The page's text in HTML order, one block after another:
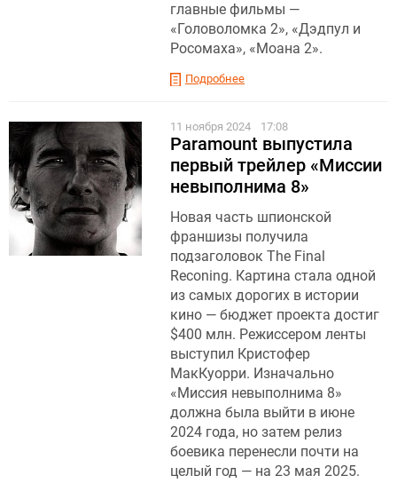
главные фильмы —
«Головоломка 2», «Дэдпул и
Росомаха», «Моана 2».
Подробнее
11 ноября 2024 17:08
Paramount выпустила
первый трейлер «Миссии
невыполнима 8»
Новая часть шпионской
франшизы получила
подзаголовок The Final
Reconing. Картина стала одной
из самых дорогих в истории
кино — бюджет проекта достиг
$400 млн. Режиссером ленты
выступил Кристофер
МакКуорри. Изначально
«Миссия невыполнима 8»
должна была выйти в июне
2024 года, но затем релиз
боевика перенесли почти на
целый год — на 23 мая 2025.